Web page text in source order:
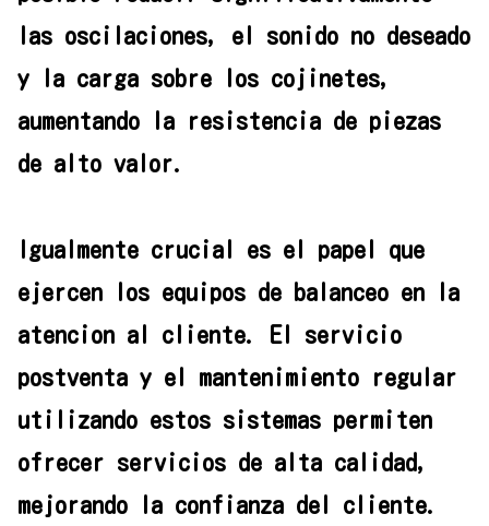
las oscilaciones, el sonido no deseado
y la carga sobre los cojinetes,
aumentando la resistencia de piezas
de alto valor.
Igualmente crucial es el papel que
ejercen los equipos de balanceo en la
atencion al cliente. El servicio
postventa y el mantenimiento regular
utilizando estos sistemas permiten
ofrecer servicios de alta calidad,
mejorando la confianza del cliente.